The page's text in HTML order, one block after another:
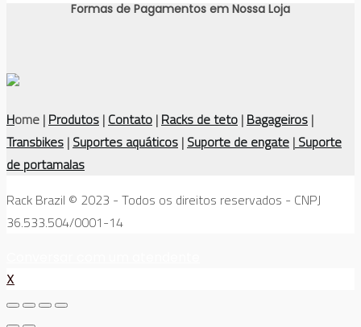
Formas de Pagamentos em Nossa Loja
Home |Produtos|Contato|Racks de teto|Bagageiros|
Transbikes|Suportes aquáticos|Suporte de engate|Suporte
de portamalas
Rack Brazil © 2023 - Todos os direitos reservados - CNPJ
36.533.504/0001-14
X